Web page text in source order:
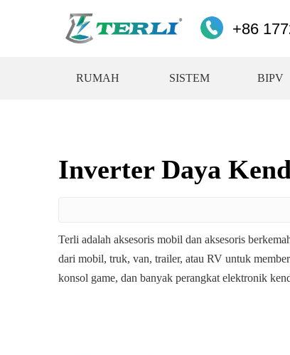
+86
RUMAH SISTEM BIPV
Inverter Daya
Terli adalah aksesoris mobil dan aksesoris
dari mobil, truk, van, trailer, atau RV untuk
konsol game, dan banyak perangkat elektronik